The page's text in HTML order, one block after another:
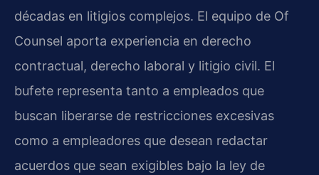
décadas en litigios complejos. El equipo de Of
Counsel aporta experiencia en derecho
contractual, derecho laboral y litigio civil. El
bufete representa tanto a empleados que
buscan liberarse de restricciones excesivas
como a empleadores que desean redactar
acuerdos que sean exigibles bajo la ley de